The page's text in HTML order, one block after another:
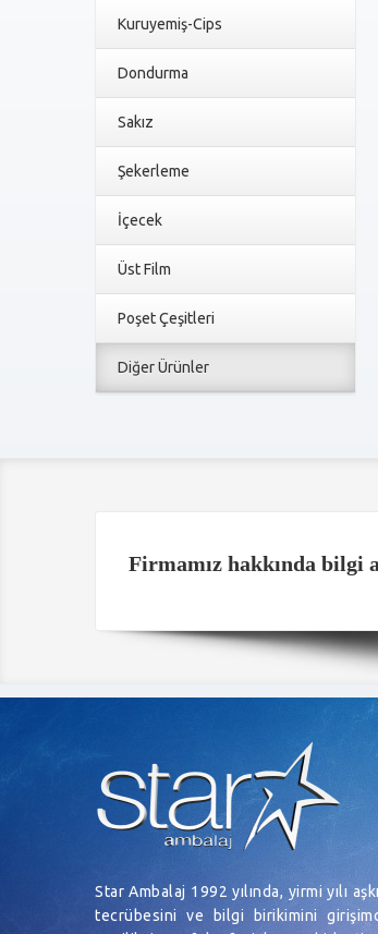
Kuruyemiş-Cips
Dondurma
Sakız
Şekerleme
İçecek
Üst Film
Poşet Çeşitleri
Diğer Ürünler
Firmamız hakkında bilgi
Star Ambalaj 1992 yılında, yirmi yılı
tecrübesini ve bilgi birikimini